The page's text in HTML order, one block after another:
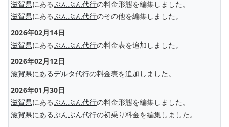
滋賀県にあるぶんぶん代行の料金形態を編集しました。
滋賀県にあるぶんぶん代行のその他を編集しました。
2026年02月14日
滋賀県にあるぶんぶん代行の料金表を追加しました。
2026年02月12日
滋賀県にあるデルタ代行の料金表を追加しました。
2026年01月30日
滋賀県にあるぶんぶん代行の料金形態を編集しました。
滋賀県にあるぶんぶん代行の初乗り料金を編集しました。